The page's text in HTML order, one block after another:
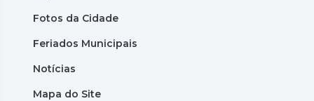
Fotos da Cidade
Feriados Municipais
Notícias
Mapa do Site